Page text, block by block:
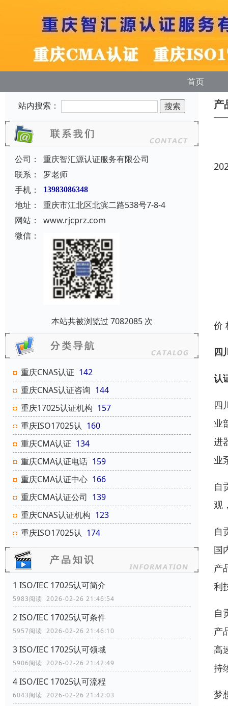
首页
站内搜索：
公司：
重庆智汇源认证服务有限公司
联系：
罗老师
手机：
13983086348
地址：
重庆市江北区北滨二路538号7-8-4
网站：
www.rjcprz.com
微信：
本站共被浏览过 7082085 次
重庆CNAS认证 142
重庆CNAS认证咨询 144
重庆17025认证机构 157
重庆ISO17025认 160
重庆CMA认证 134
重庆CMA认证电话 159
重庆CMA认证中心 166
重庆CMA认证公司 139
重庆CNAS认证机构 123
重庆ISO17025认 174
1 ISO/IEC 17025认可简介
5983阅读 2026-02-26 21:46:54
2 ISO/IEC 17025认可条件
5957阅读 2026-02-26 21:46:10
3 ISO/IEC 17025认可领域
5906阅读 2026-02-26 21:42:49
4 ISO/IEC 17025认可流程
6043阅读 2026-02-26 21:42:03
产
价
四
认
四
业
进
业
自
观
自
国
产
利
自
产
高
持
梦